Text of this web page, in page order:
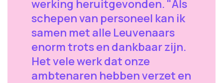
werking heruitgevonden. "Als
schepen van personeel kan ik
samen met alle Leuvenaars
enorm trots en dankbaar zijn.
Het vele werk dat onze
ambtenaren hebben verzet en